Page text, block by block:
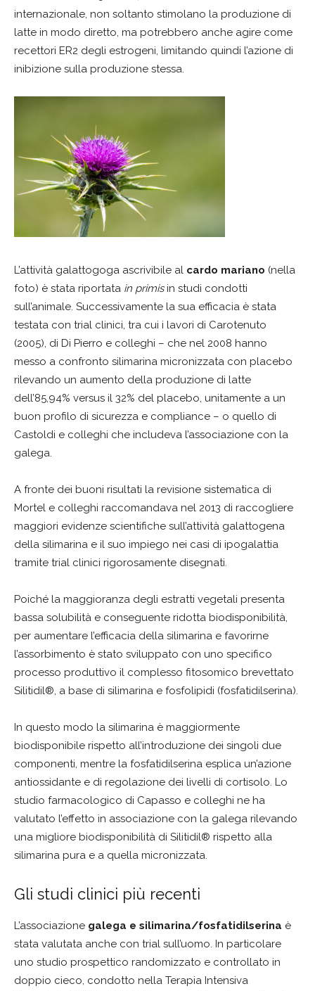
internazionale, non soltanto stimolano la produzione di
latte in modo diretto, ma potrebbero anche agire come
recettori ER2 degli estrogeni, limitando quindi l’azione di
inibizione sulla produzione stessa.
L’attività galattogoga ascrivibile al cardo mariano (nella
foto) è stata riportata in primisin studi condotti
sull’animale. Successivamente la sua efficacia è stata
testata con trial clinici, tra cui i lavori di Carotenuto
(2005), di Di Pierro e colleghi – che nel 2008 hanno
messo a confronto silimarina micronizzata con placebo
rilevando un aumento della produzione di latte
dell’85,94% versus il 32% del placebo, unitamente a un
buon profilo di sicurezza e compliance – o quello di
Castoldi e colleghi che includeva l’associazione con la
galega.
A fronte dei buoni risultati la revisione sistematica di
Mortel e colleghi raccomandava nel 2013 di raccogliere
maggiori evidenze scientifiche sull’attività galattogena
della silimarina e il suo impiego nei casi di ipogalattia
tramite trial clinici rigorosamente disegnati.
Poiché la maggioranza degli estratti vegetali presenta
bassa solubilità e conseguente ridotta biodisponibilità,
per aumentare l’efficacia della silimarina e favorirne
l’assorbimento è stato sviluppato con uno specifico
processo produttivo il complesso fitosomico brevettato
Silitidil®, a base di silimarina e fosfolipidi (fosfatidilserina).
In questo modo la silimarina è maggiormente
biodisponibile rispetto all’introduzione dei singoli due
componenti, mentre la fosfatidilserina esplica un’azione
antiossidante e di regolazione dei livelli di cortisolo. Lo
studio farmacologico di Capasso e colleghi ne ha
valutato l’effetto in associazione con la galega rilevando
una migliore biodisponibilità di Silitidil® rispetto alla
silimarina pura e a quella micronizzata.
Gli studi clinici più recenti
L’associazione galega e silimarina/fosfatidilserina è
stata valutata anche con trial sull’uomo. In particolare
uno studio prospettico randomizzato e controllato in
doppio cieco, condotto nella Terapia Intensiva